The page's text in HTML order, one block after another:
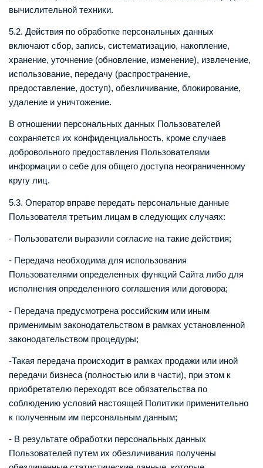
вычислительной техники.
5.2. Действия по обработке персональных данных
включают сбор, запись, систематизацию, накопление,
хранение, уточнение (обновление, изменение), извлечение,
использование, передачу (распространение,
предоставление, доступ), обезличивание, блокирование,
удаление и уничтожение.
В отношении персональных данных Пользователей
сохраняется их конфиденциальность, кроме случаев
добровольного предоставления Пользователями
информации о себе для общего доступа неограниченному
кругу лиц.
5.3. Оператор вправе передать персональные данные
Пользователя третьим лицам в следующих случаях:
- Пользователи выразили согласие на такие действия;
- Передача необходима для использования
Пользователями определенных функций Сайта либо для
исполнения определенного соглашения или договора;
- Передача предусмотрена российским или иным
применимым законодательством в рамках установленной
законодательством процедуры;
-Такая передача происходит в рамках продажи или иной
передачи бизнеса (полностью или в части), при этом к
приобретателю переходят все обязательства по
соблюдению условий настоящей Политики применительно
к полученным им персональным данным;
- В результате обработки персональных данных
Пользователей путем их обезличивания получены